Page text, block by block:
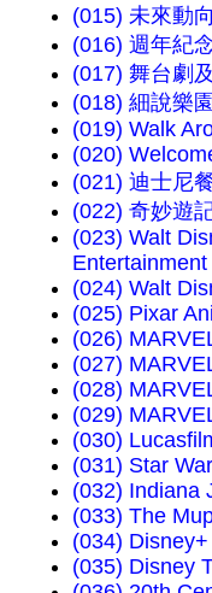
(015) 未來動
(016) 週年紀
(017) 舞台劇
(018) 細說樂
(019) Walk
(020)
(021) 迪士尼
(022) 奇妙遊
(023) Walt
Entertainment
(024) Walt
(025) Pixar
(026)
(027)
(028)
(029)
(030)
(031) Star
(032) Indiana
(033) The
(034) Disney+
(035) Disney